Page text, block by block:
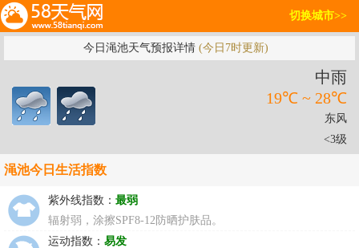
切换城市>>
今日渑池天气预报详情(今日7时更新)
中雨
19℃ ~ 28℃
东风
<3级
渑池今日生活指数
紫外线指数： 最弱
辐射弱，涂擦SPF8-12防晒护肤品。
运动指数： 易发